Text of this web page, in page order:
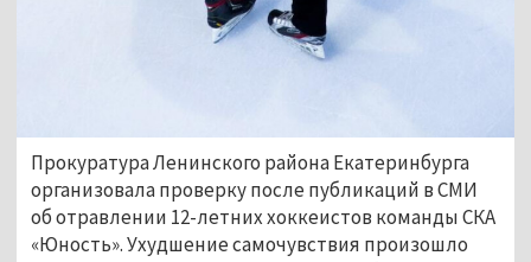
Прокуратура Ленинского района Екатеринбурга
организовала проверку после публикаций в СМИ
об отравлении 12-летних хоккеистов команды СКА
«Юность». Ухудшение самочувствия произошло